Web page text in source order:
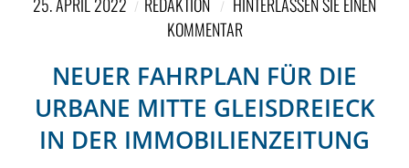
ÜBER UNS
NETZWERK
SPONSORING
25. APRIL 2022 REDAKTION
HINTERLASSEN SIE EINEN
KOMMENTAR
NEUER FAHRPLAN FÜR DIE
URBANE MITTE GLEISDREIECK
IN DER IMMOBILIENZEITUNG